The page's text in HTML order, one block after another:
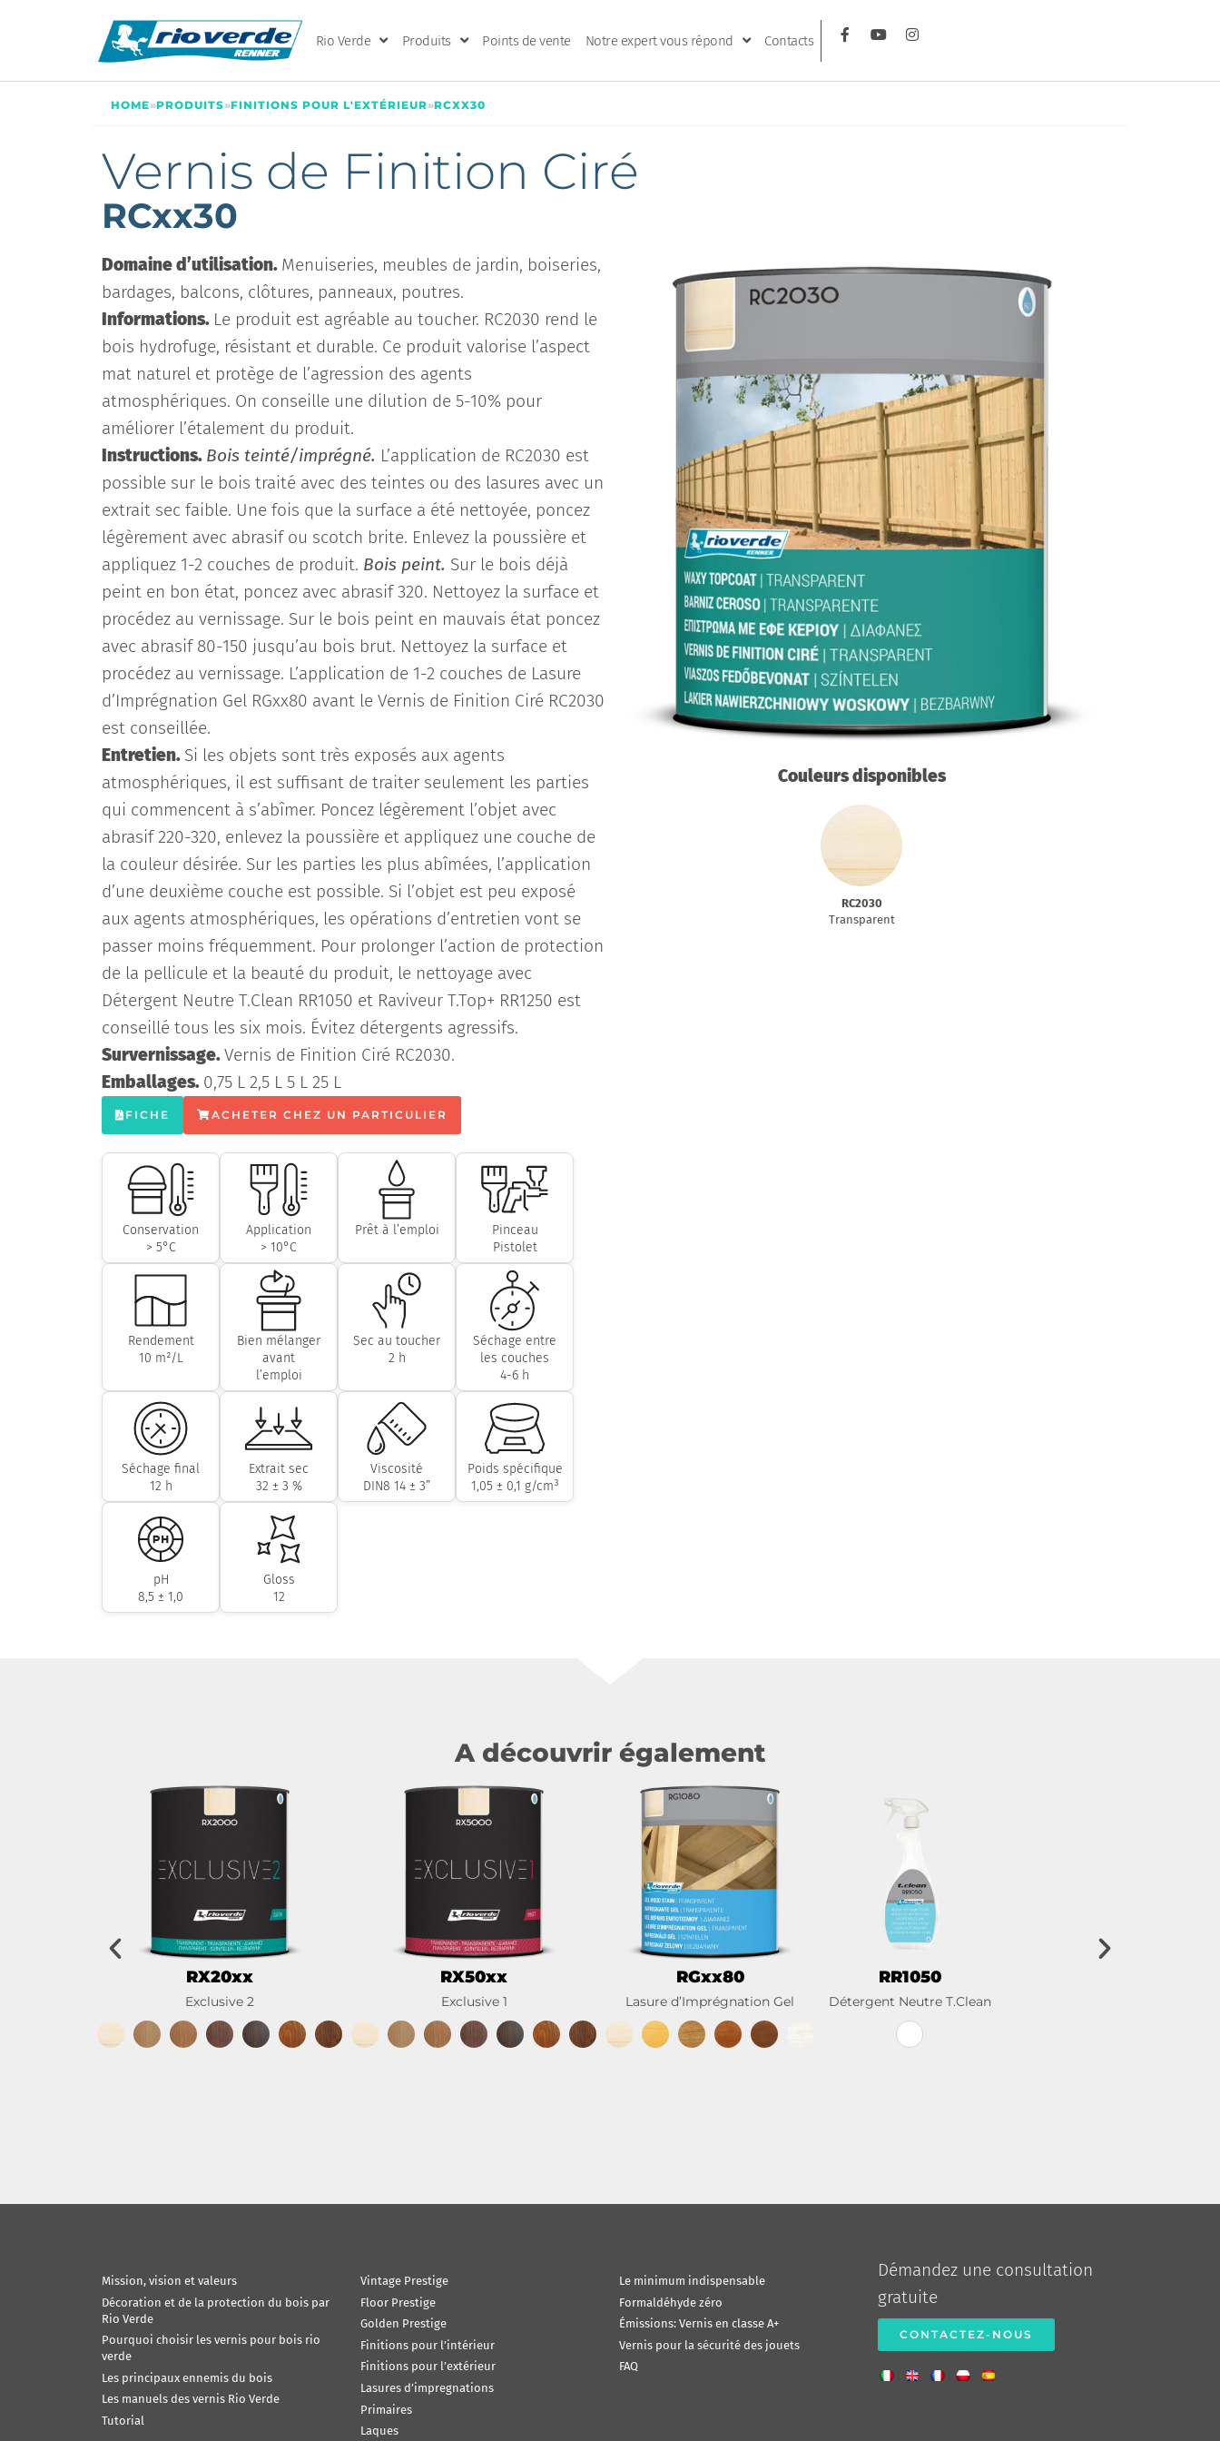
Rio Verde Produits Points de vente Notre expert vous répond Contacts
HOME»PRODUITS»FINITIONS POUR L'EXTÉRIEUR»RCXX30
Vernis de Finition Ciré
RCxx30
Domaine d’utilisation. Menuiseries, meubles de jardin, boiseries,
bardages, balcons, clôtures, panneaux, poutres.
Informations. Le produit est agréable au toucher. RC2030 rend le
bois hydrofuge, résistant et durable. Ce produit valorise l’aspect
mat naturel et protège de l’agression des agents
atmosphériques. On conseille une dilution de 5-10% pour
améliorer l’étalement du produit.
Instructions. Bois teinté/imprégné. L’application de RC2030 est
possible sur le bois traité avec des teintes ou des lasures avec un
extrait sec faible. Une fois que la surface a été nettoyée, poncez
légèrement avec abrasif ou scotch brite. Enlevez la poussière et
appliquez 1-2 couches de produit. Bois peint. Sur le bois déjà
peint en bon état, poncez avec abrasif 320. Nettoyez la surface et
procédez au vernissage. Sur le bois peint en mauvais état poncez
avec abrasif 80-150 jusqu’au bois brut. Nettoyez la surface et
procédez au vernissage. L’application de 1-2 couches de Lasure
d’Imprégnation Gel RGxx80 avant le Vernis de Finition Ciré RC2030
est conseillée.
Entretien. Si les objets sont très exposés aux agents
atmosphériques, il est suffisant de traiter seulement les parties
qui commencent à s’abîmer. Poncez légèrement l’objet avec
abrasif 220-320, enlevez la poussière et appliquez une couche de
la couleur désirée. Sur les parties les plus abîmées, l’application
d’une deuxième couche est possible. Si l’objet est peu exposé
aux agents atmosphériques, les opérations d’entretien vont se
passer moins fréquemment. Pour prolonger l’action de protection
de la pellicule et la beauté du produit, le nettoyage avec
Détergent Neutre T.Clean RR1050 et Raviveur T.Top+ RR1250 est
conseillé tous les six mois. Évitez détergents agressifs.
Survernissage.Vernis de Finition Ciré RC2030.
Emballages. 0,75 L 2,5 L 5 L 25 L
FICHE ACHETER CHEZ UN PARTICULIER
Conservation
> 5°C
Application
> 10°C
Prêt à l’emploi
Pinceau
Pistolet
Rendement
10 m²/L
Bien mélanger
avant
l’emploi
Sec au toucher
2 h
Séchage entre
les couches
4-6 h
Séchage final
12 h
Extrait sec
32 ± 3 %
Viscosité
DIN8 14 ± 3”
Poids spécifique
1,05 ± 0,1 g/cm³
pH
8,5 ± 1,0
Gloss
12
Couleurs disponibles
RC2030
Transparent
A découvrir également
RX20xx
Exclusive 2
RX50xx
Exclusive 1
RGxx80
Lasure d’Imprégnation Gel
RR1050
Détergent Neutre T.Clean
Mission, vision et valeurs
Décoration et de la protection du bois par
Rio Verde
Pourquoi choisir les vernis pour bois rio
verde
Les principaux ennemis du bois
Les manuels des vernis Rio Verde
Tutorial
Vintage Prestige
Floor Prestige
Golden Prestige
Finitions pour l’intérieur
Finitions pour l’extérieur
Lasures d’impregnations
Primaires
Laques
Le minimum indispensable
Formaldéhyde zéro
Émissions: Vernis en classe A+
Vernis pour la sécurité des jouets
FAQ
Démandez une consultation
gratuite
CONTACTEZ-NOUS